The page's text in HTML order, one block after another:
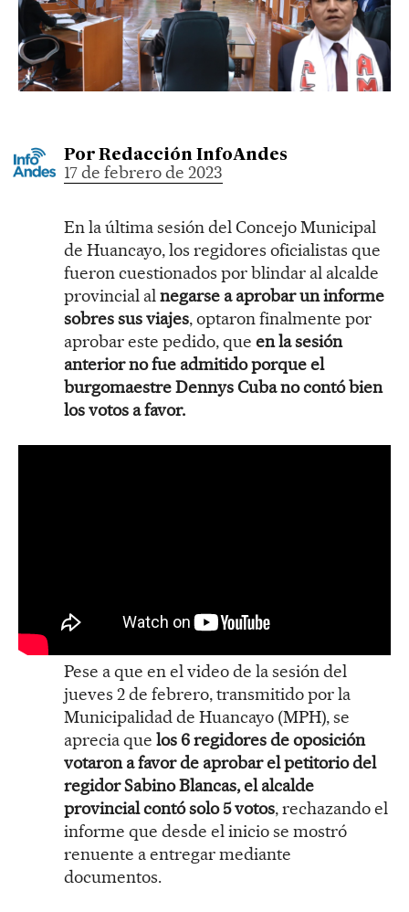
Por Redacción InfoAndes
17 de febrero de 2023
En la última sesión del Concejo Municipal
de Huancayo, los regidores oficialistas que
fueron cuestionados por blindar al alcalde
provincial alnegarse a aprobar un informe
sobres sus viajes, optaron finalmente por
aprobar este pedido, que en la sesión
anterior no fue admitido porque el
burgomaestre Dennys Cuba no contó bien
los votos a favor.
Pese a que en el video de la sesión del
jueves 2 de febrero, transmitido por la
Municipalidad de Huancayo (MPH), se
aprecia que los 6 regidores de oposición
votaron a favor de aprobar el petitorio del
regidor Sabino Blancas, el alcalde
provincial contó solo 5 votos, rechazando el
informe que desde el inicio se mostró
renuente a entregar mediante
documentos.